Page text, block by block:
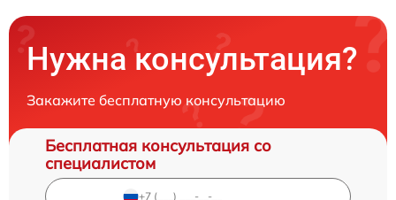
Нужна консультация?
Закажите бесплатную консультацию
Бесплатная консультация со
специалистом